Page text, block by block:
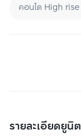
คอนโด High rise
รายละเอียดยูนิต